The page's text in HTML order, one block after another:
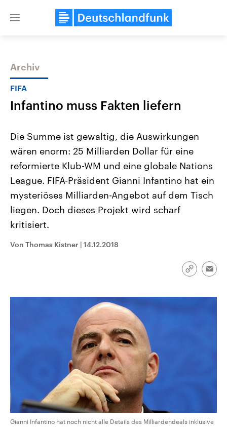
Close
Themen
Landtagswahl Sachsen-Anhalt
2026
Alle Informationen
Sachsen-Anhalt wählt am 6.
September 2026 einen neuen
Landtag. Seit 2021 wird das
Bundesland von einer Koalition aus
Umfragen, Prognosen,
Wahlprogramme, aktuelle Berichte
USA
Aktuelle Beiträge,
Hintergründe
Wirtschaftlich und
gehören die Vereinigten
Archiv
FIFA
Infantino muss Fakten liefern
Die Summe ist gewaltig, die Auswirkungen
wären enorm: 25 Milliarden Dollar für eine
reformierte Klub-WM und eine globale Nations
League. FIFA-Präsident Gianni Infantino hat ein
mysteriöses Milliarden-Angebot auf dem Tisch
liegen. Doch dieses Projekt wird scharf
kritisiert.
Von Thomas Kistner | 14.12.2018
Link
Gianni Infantino hat noch nicht alle Details des Milliardendeals inklusive